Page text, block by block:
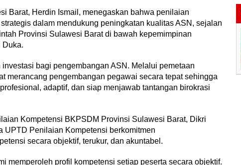
Barat, Herdin Ismail, menegaskan bahwa penilaian
dalam mendukung peningkatan kualitas ASN, sejalan
Provinsi Sulawesi Barat di bawah kepemimpinan
Duka.
bagi pengembangan ASN. Melalui pemetaan
merancang pengembangan pegawai secara tepat sehingga
adaptif, dan siap menjawab tantangan birokrasi
Kompetensi BKPSDM Provinsi Sulawesi Barat, Dikri
UPTD Penilaian Kompetensi berkomitmen
secara objektif, terukur, dan akuntabel.
memperoleh profil kompetensi setiap peserta secara objektif.